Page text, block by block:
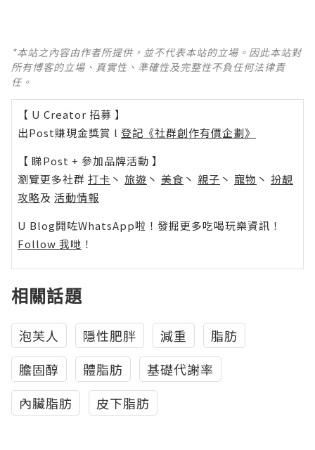
*本站之內容由作者所提供，並不代表本站的立場。因此本站對
所有博客的立場、真實性、準確性及完整性不負任何法律責
任。
【 U Creator 招募 】
出Post賺現金獎賞 l 登記《社群創作有價企劃》
【 睇Post + 參加品牌活動 】
瀏覽更多社群 打卡 丶 旅遊 丶 美食 丶 親子 丶 寵物 丶 扮靚
攻略及 活動情報
U Blog開咗WhatsApp啦！發掘更多吃喝玩樂資訊！
Follow 我哋 ！
相關話題
泡芙人 隱性肥胖 減重
脂肪
膽固醇
體脂肪
基礎代謝率
內臟脂肪
皮下脂肪